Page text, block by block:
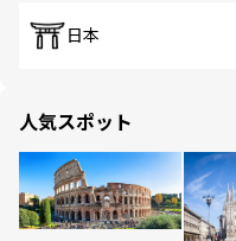
日本
人気スポット